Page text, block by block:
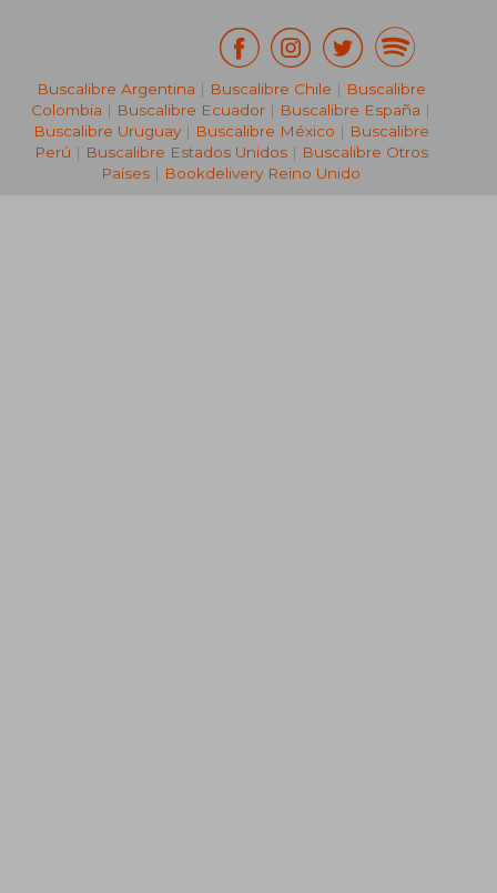
₡ 13.216
Buscalibre Argentina | Buscalibre Chile | Buscalibre
Colombia | Buscalibre Ecuador | Buscalibre España |
Buscalibre Uruguay| Buscalibre México | Buscalibre
Perú | Buscalibre Estados Unidos| Buscalibre Otros
Países | Bookdelivery Reino Unido